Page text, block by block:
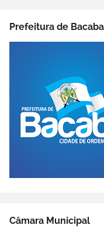
Prefeitura de
Câmara Municipal